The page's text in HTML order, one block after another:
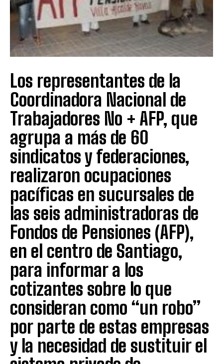
Los representantes de la
Coordinadora Nacional de
Trabajadores No + AFP, que
agrupa a más de 60
sindicatos y federaciones,
realizaron ocupaciones
pacíficas en sucursales de
las seis administradoras de
Fondos de Pensiones (AFP),
en el centro de Santiago,
para informar a los
cotizantes sobre lo que
consideran como “un robo”
por parte de estas empresas
y la necesidad de sustituir el